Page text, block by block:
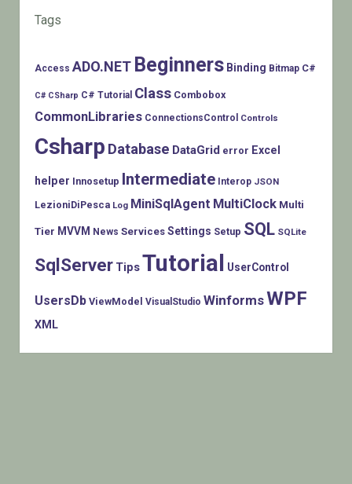
Tags
Access ADO.NET Beginners Binding Bitmap C#
C# CSharp C# Tutorial Class Combobox
CommonLibraries ConnectionsControl Controls
Csharp Database DataGrid error Excel
helper Innosetup Intermediate Interop JSON
LezioniDiPesca Log MiniSqlAgent MultiClock Multi
Tier MVVM News Services Settings Setup SQL SQLite
SqlServer TipsTutorial UserControl
UsersDb ViewModel VisualStudio WinformsWPF
XML